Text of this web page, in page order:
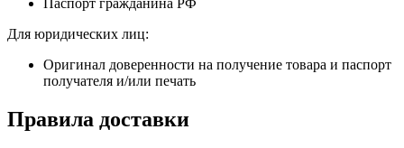
Для юридических лиц:
Оригинал доверенности на получение товара и паспорт
получателя и/или печать
Правила доставки